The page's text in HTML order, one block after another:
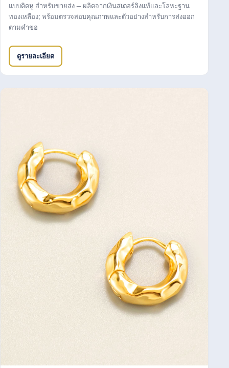
แบบติดหู สำหรับขายส่ง — ผลิตจากเงินสเตอร์ลิงแท้และโลหะฐาน
ทองเหลือง; พร้อมตรวจสอบคุณภาพและตัวอย่างสำหรับการส่งออก
ตามคำขอ
ดูรายละเอียด